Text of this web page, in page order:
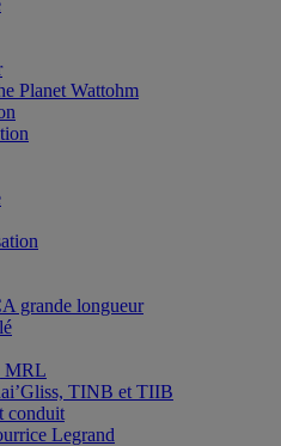
Planet Wattohm
grande longueur
MRL
TINB et TIIB
conduit
Legrand